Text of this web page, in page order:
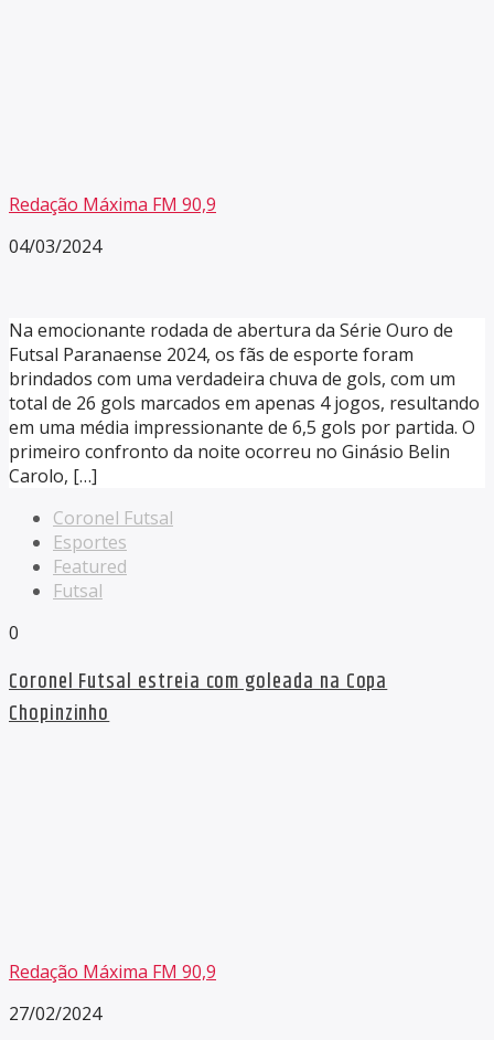
Redação Máxima FM 90,9
04/03/2024
Na emocionante rodada de abertura da Série Ouro de
Futsal Paranaense 2024, os fãs de esporte foram
brindados com uma verdadeira chuva de gols, com um
total de 26 gols marcados em apenas 4 jogos, resultando
em uma média impressionante de 6,5 gols por partida. O
primeiro confronto da noite ocorreu no Ginásio Belin
Carolo, […]
Coronel Futsal
Esportes
Featured
Futsal
0
Coronel Futsal estreia com goleada na Copa
Chopinzinho
Redação Máxima FM 90,9
27/02/2024